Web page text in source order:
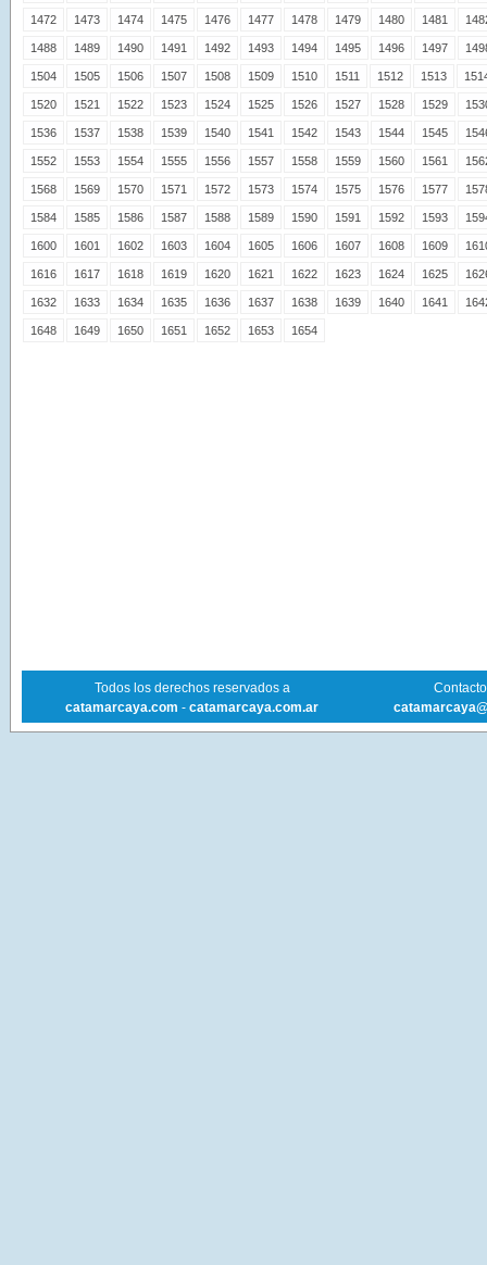
1472 1473 1474 1475 1476 1477 1478 1479 1480 1481
1488 1489 1490 1491 1492 1493 1494 1495 1496 1497
1504 1505 1506 1507 1508 1509 1510 1511 1512 1513
1520 1521 1522 1523 1524 1525 1526 1527 1528 1529
1536 1537 1538 1539 1540 1541 1542 1543 1544 1545
1552 1553 1554 1555 1556 1557 1558 1559 1560 1561
1568 1569 1570 1571 1572 1573 1574 1575 1576 1577
1584 1585 1586 1587 1588 1589 1590 1591 1592 1593
1600 1601 1602 1603 1604 1605 1606 1607 1608 1609
1616 1617 1618 1619 1620 1621 1622 1623 1624 1625
1632 1633 1634 1635 1636 1637 1638 1639 1640 1641
1648 1649 1650 1651 1652 1653 1654
Todos los derechos reservados a
catamarcaya.com - catamarcaya.com.ar